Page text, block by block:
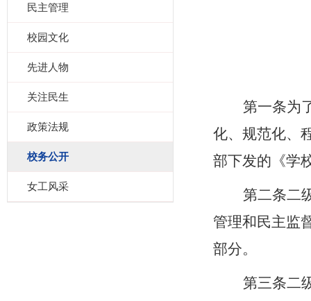
民主管理
校园文化
先进人物
关注民生
政策法规
校务公开
女工风采
第一条为
化、规范化、
部下发的 《学
第二条二
管理和民主监
部分。
第三条二